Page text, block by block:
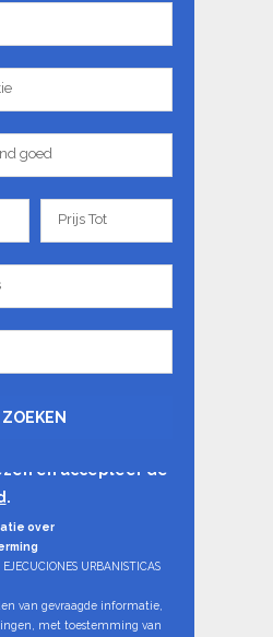
te regelen. Zo snel
*
en accepteer de
.
over
URBANISTICAS
van gevraagde informatie,
met toestemming van
goed
Prijs
Tot
Prijs Tot
ZOEKEN